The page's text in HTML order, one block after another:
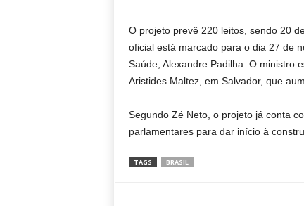
O projeto prevê 220 leitos, sendo 20
oficial está marcado para o dia 27 de
Saúde, Alexandre Padilha. O ministro
Aristides Maltez, em Salvador, que
Segundo Zé Neto, o projeto já conta
parlamentares para dar início à
TAGS BRASIL